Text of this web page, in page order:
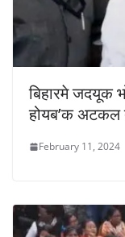
बिहारमे जदयूक
होयब’क
February 11, 2024